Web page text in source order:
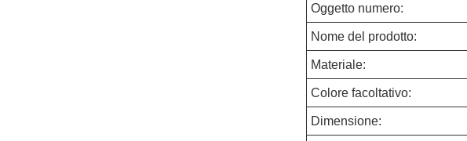
Oggetto numero:
Nome del prodotto:
Materiale:
Colore facoltativo:
Dimensione: